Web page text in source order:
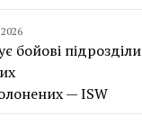
бойові підрозділи
— ISW